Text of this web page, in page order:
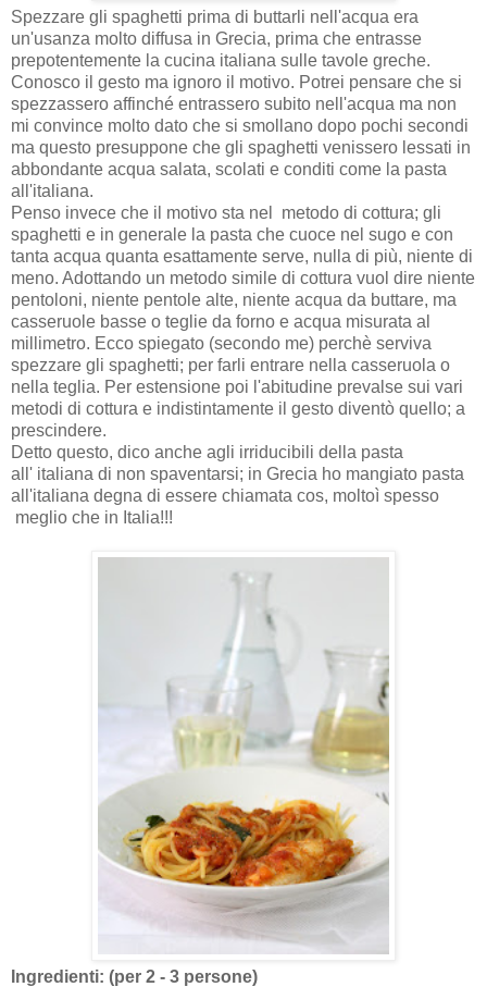
Spezzare gli spaghetti prima di buttarli nell'acqua era
un'usanza molto diffusa in Grecia, prima che entrasse
prepotentemente la cucina italiana sulle tavole greche.
Conosco il gesto ma ignoro il motivo. Potrei pensare che si
spezzassero affinché entrassero subito nell'acqua ma non
mi convince molto dato che si smollano dopo pochi secondi
ma questo presuppone che gli spaghetti venissero lessati in
abbondante acqua salata, scolati e conditi come la pasta
all'italiana.
Penso invece che il motivo sta nel metodo di cottura; gli
spaghetti e in generale la pasta che cuoce nel sugo e con
tanta acqua quanta esattamente serve, nulla di più, niente di
meno. Adottando un metodo simile di cottura vuol dire niente
pentoloni, niente pentole alte, niente acqua da buttare, ma
casseruole basse o teglie da forno e acqua misurata al
millimetro. Ecco spiegato (secondo me) perchè serviva
spezzare gli spaghetti; per farli entrare nella casseruola o
nella teglia. Per estensione poi l'abitudine prevalse sui vari
metodi di cottura e indistintamente il gesto diventò quello; a
prescindere.
Detto questo, dico anche agli irriducibili della pasta
all' italiana di non spaventarsi; in Grecia ho mangiato pasta
all'italiana degna di essere chiamata cos, moltoì spesso
meglio che in Italia!!!
Ingredienti: (per 2 - 3 persone)